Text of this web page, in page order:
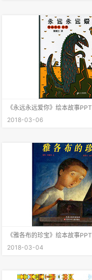
《永远永远爱你》绘本故事PPT
2018-03-06
《雅各布的珍宝》绘本故事PPT
2018-03-04